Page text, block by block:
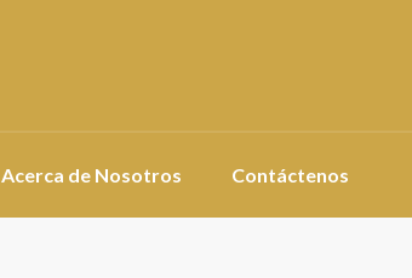
Acerca de Nosotros Contáctenos